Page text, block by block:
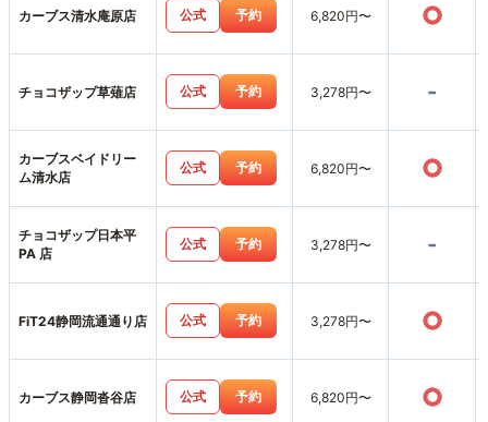
カーブス清水庵原店 公式 予約 6,820円〜 ○
チョコザップ草薙店 公式 予約 3,278円〜 -
カーブスベイドリー
ム清水店
公式 予約 6,820円〜 ○
チョコザップ日本平
PA 店
公式 予約 3,278円〜 -
FiT24静岡流通通り店 公式 予約 3,278円〜 ○
カーブス静岡沓谷店 公式 予約 6,820円〜 ○